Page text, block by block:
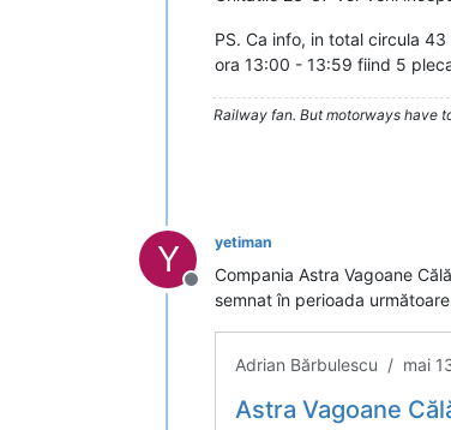
PS. Ca info, in total circula
ora 13:00 - 13:59 fiind 5
Railway fan. But motorways have
Y
Deconectat
yetiman
Compania Astra Vagoane
semnat în perioada
Adrian Bărbulescu / mai
Astra Vagoane